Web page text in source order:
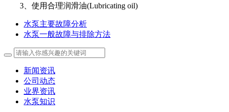
3、使用合理润滑油(Lubricating oil)
水泵主要故障分析
水泵一般故障与排除方法
新闻资讯
公司动态
业界资讯
水泵知识